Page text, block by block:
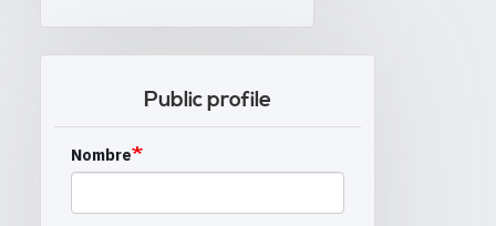
Public profile
Nombre